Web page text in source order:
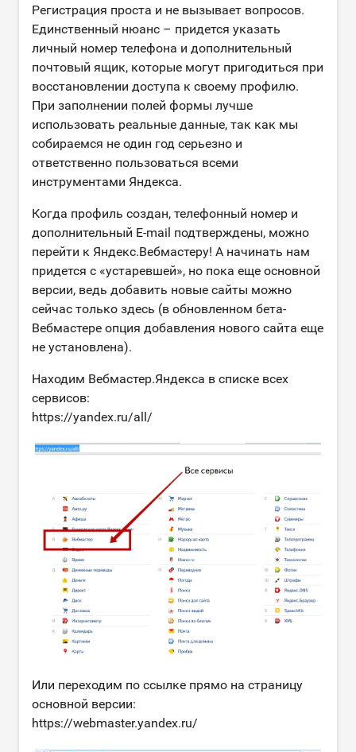
Регистрация проста и не вызывает вопросов.
Единственный нюанс – придется указать
личный номер телефона и дополнительный
почтовый ящик, которые могут пригодиться при
восстановлении доступа к своему профилю.
При заполнении полей формы лучше
использовать реальные данные, так как мы
собираемся не один год серьезно и
ответственно пользоваться всеми
инструментами Яндекса.
Когда профиль создан, телефонный номер и
дополнительный E-mail подтверждены, можно
перейти к Яндекс.Вебмастеру! А начинать нам
придется с «устаревшей», но пока еще основной
версии, ведь добавить новые сайты можно
сейчас только здесь (в обновленном бета-
Вебмастере опция добавления нового сайта еще
не установлена).
Находим Вебмастер.Яндекса в списке всех
сервисов:
https://yandex.ru/all/
Или переходим по ссылке прямо на страницу
основной версии:
https://webmaster.yandex.ru/